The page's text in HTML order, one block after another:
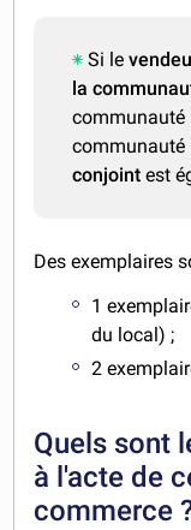
Si le
la
communauté
conjoint est
Des exemplaires
1
du local) ;
2
Quels sont
à l'acte de
commerce